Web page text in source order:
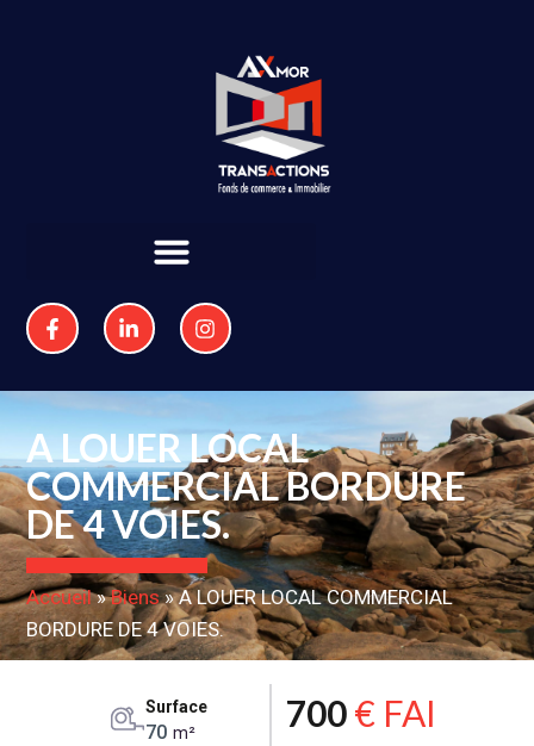
A LOUER LOCAL
COMMERCIAL BORDURE
DE 4 VOIES.
Accueil»Biens»A LOUER LOCAL COMMERCIAL
BORDURE DE 4 VOIES.
Surface
70 m² 700€ FAI